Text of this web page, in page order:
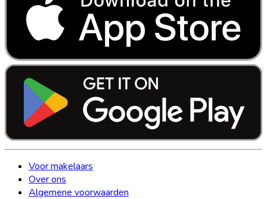
Voor makelaars
Over ons
Algemene voorwaarden